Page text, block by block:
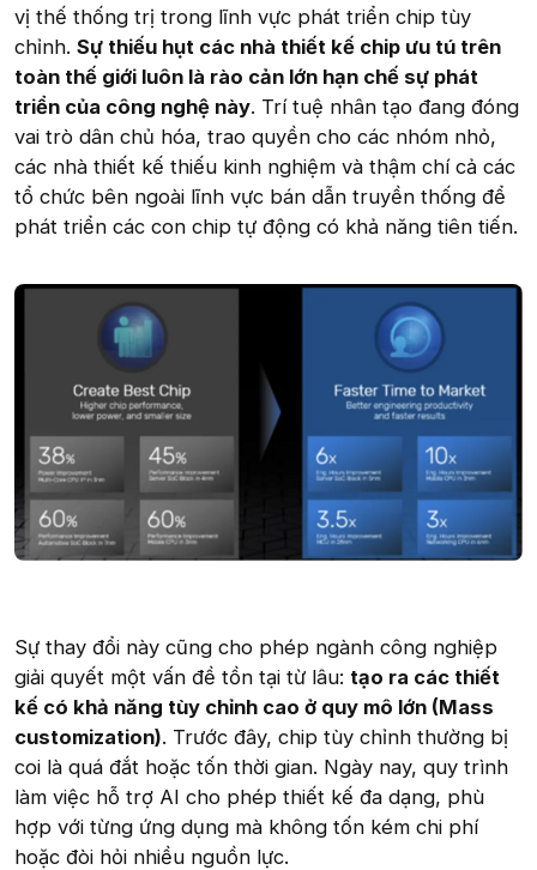
vị thế thống trị trong lĩnh vực phát triển chip tùy
chỉnh. Sự thiếu hụt các nhà thiết kế chip ưu tú trên
toàn thế giới luôn là rào cản lớn hạn chế sự phát
triển của công nghệ này. Trí tuệ nhân tạo đang đóng
vai trò dân chủ hóa, trao quyền cho các nhóm nhỏ,
các nhà thiết kế thiếu kinh nghiệm và thậm chí cả các
tổ chức bên ngoài lĩnh vực bán dẫn truyền thống để
phát triển các con chip tự động có khả năng tiên tiến.
Sự thay đổi này cũng cho phép ngành công nghiệp
giải quyết một vấn đề tồn tại từ lâu: tạo ra các thiết
kế có khả năng tùy chỉnh cao ở quy mô lớn (Mass
customization). Trước đây, chip tùy chỉnh thường bị
coi là quá đắt hoặc tốn thời gian. Ngày nay, quy trình
làm việc hỗ trợ AI cho phép thiết kế đa dạng, phù
hợp với từng ứng dụng mà không tốn kém chi phí
hoặc đòi hỏi nhiều nguồn lực.